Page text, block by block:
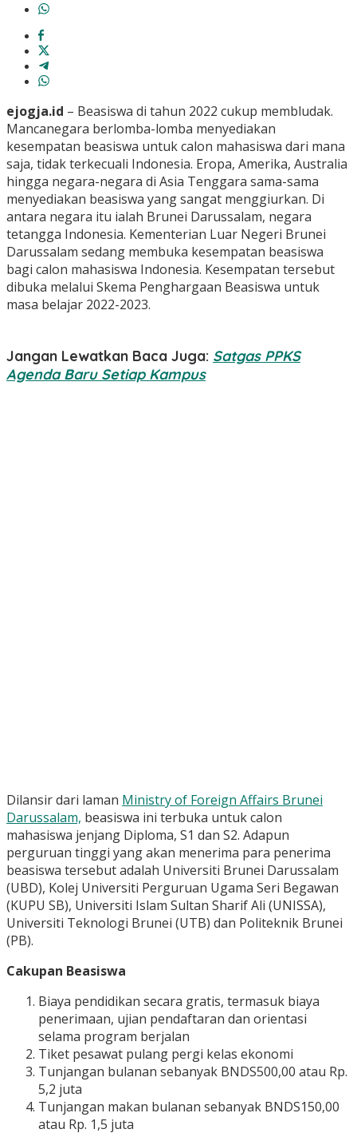
ejogja.id – Beasiswa di tahun 2022 cukup membludak.
Mancanegara berlomba-lomba menyediakan
kesempatan beasiswa untuk calon mahasiswa dari mana
saja, tidak terkecuali Indonesia. Eropa, Amerika, Australia
hingga negara-negara di Asia Tenggara sama-sama
menyediakan beasiswa yang sangat menggiurkan. Di
antara negara itu ialah Brunei Darussalam, negara
tetangga Indonesia. Kementerian Luar Negeri Brunei
Darussalam sedang membuka kesempatan beasiswa
bagi calon mahasiswa Indonesia. Kesempatan tersebut
dibuka melalui Skema Penghargaan Beasiswa untuk
masa belajar 2022-2023.
Jangan Lewatkan Baca Juga: Satgas PPKS
Agenda Baru Setiap Kampus
Dilansir dari laman Ministry of Foreign Affairs Brunei
Darussalam, beasiswa ini terbuka untuk calon
mahasiswa jenjang Diploma, S1 dan S2. Adapun
perguruan tinggi yang akan menerima para penerima
beasiswa tersebut adalah Universiti Brunei Darussalam
(UBD), Kolej Universiti Perguruan Ugama Seri Begawan
(KUPU SB), Universiti Islam Sultan Sharif Ali (UNISSA),
Universiti Teknologi Brunei (UTB) dan Politeknik Brunei
(PB).
Cakupan Beasiswa
Biaya pendidikan secara gratis, termasuk biaya
penerimaan, ujian pendaftaran dan orientasi
selama program berjalan
Tiket pesawat pulang pergi kelas ekonomi
Tunjangan bulanan sebanyak BNDS500,00 atau Rp.
5,2 juta
Tunjangan makan bulanan sebanyak BNDS150,00
atau Rp. 1,5 juta